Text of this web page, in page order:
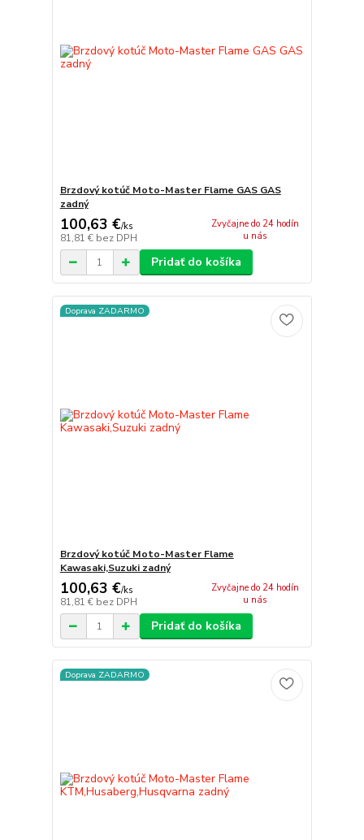
Brzdový kotúč Moto-Master Flame GAS GAS
zadný
100,63 €/ks
81,81 € bez DPH
Zvyčajne do 24 hodín
u nás
Pridať do košíka
Doprava ZADARMO
Brzdový kotúč Moto-Master Flame
Kawasaki,Suzuki zadný
100,63 €/ks
81,81 € bez DPH
Zvyčajne do 24 hodín
u nás
Pridať do košíka
Doprava ZADARMO